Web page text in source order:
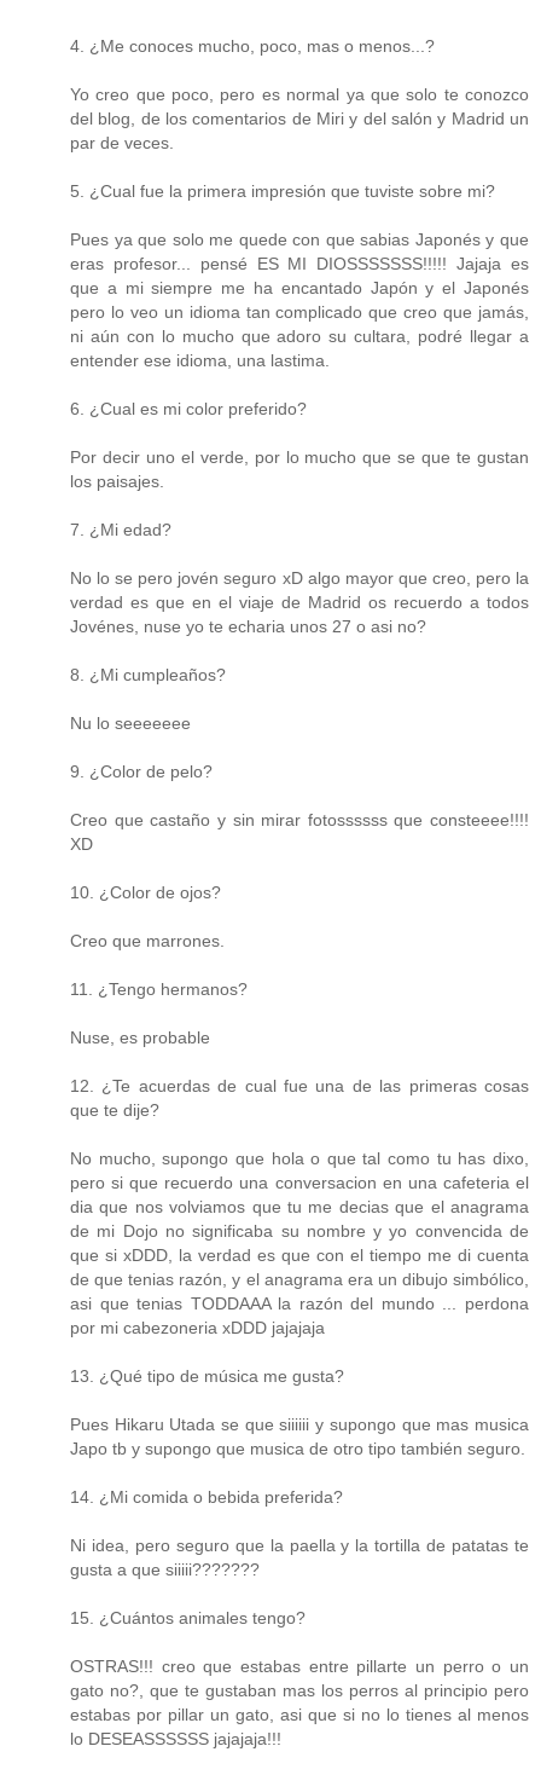
4. ¿Me conoces mucho, poco, mas o menos...?
Yo creo que poco, pero es normal ya que solo te conozco
del blog, de los comentarios de Miri y del salón y Madrid un
par de veces.
5. ¿Cual fue la primera impresión que tuviste sobre mi?
Pues ya que solo me quede con que sabias Japonés y que
eras profesor... pensé ES MI DIOSSSSSSS!!!!! Jajaja es
que a mi siempre me ha encantado Japón y el Japonés
pero lo veo un idioma tan complicado que creo que jamás,
ni aún con lo mucho que adoro su cultara, podré llegar a
entender ese idioma, una lastima.
6. ¿Cual es mi color preferido?
Por decir uno el verde, por lo mucho que se que te gustan
los paisajes.
7. ¿Mi edad?
No lo se pero jovén seguro xD algo mayor que creo, pero la
verdad es que en el viaje de Madrid os recuerdo a todos
Jovénes, nuse yo te echaria unos 27 o asi no?
8. ¿Mi cumpleaños?
Nu lo seeeeeee
9. ¿Color de pelo?
Creo que castaño y sin mirar fotossssss que consteeee!!!!
XD
10. ¿Color de ojos?
Creo que marrones.
11. ¿Tengo hermanos?
Nuse, es probable
12. ¿Te acuerdas de cual fue una de las primeras cosas
que te dije?
No mucho, supongo que hola o que tal como tu has dixo,
pero si que recuerdo una conversacion en una cafeteria el
dia que nos volviamos que tu me decias que el anagrama
de mi Dojo no significaba su nombre y yo convencida de
que si xDDD, la verdad es que con el tiempo me di cuenta
de que tenias razón, y el anagrama era un dibujo simbólico,
asi que tenias TODDAAA la razón del mundo ... perdona
por mi cabezoneria xDDD jajajaja
13. ¿Qué tipo de música me gusta?
Pues Hikaru Utada se que siiiiii y supongo que mas musica
Japo tb y supongo que musica de otro tipo también seguro.
14. ¿Mi comida o bebida preferida?
Ni idea, pero seguro que la paella y la tortilla de patatas te
gusta a que siiiii???????
15. ¿Cuántos animales tengo?
OSTRAS!!! creo que estabas entre pillarte un perro o un
gato no?, que te gustaban mas los perros al principio pero
estabas por pillar un gato, asi que si no lo tienes al menos
lo DESEASSSSSS jajajaja!!!